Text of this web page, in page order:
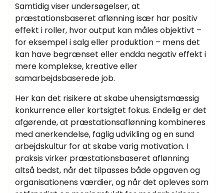
Samtidig viser undersøgelser, at
præstationsbaseret aflønning især har positiv
effekt i roller, hvor output kan måles objektivt –
for eksempel i salg eller produktion – mens det
kan have begrænset eller endda negativ effekt i
mere komplekse, kreative eller
samarbejdsbaserede job.
Her kan det risikere at skabe uhensigtsmæssig
konkurrence eller kortsigtet fokus. Endelig er det
afgørende, at præstationsaflønning kombineres
med anerkendelse, faglig udvikling og en sund
arbejdskultur for at skabe varig motivation. I
praksis virker præstationsbaseret aflønning
altså bedst, når det tilpasses både opgaven og
organisationens værdier, og når det opleves som